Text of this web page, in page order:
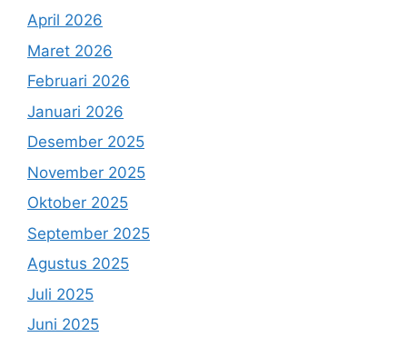
April 2026
Maret 2026
Februari 2026
Januari 2026
Desember 2025
November 2025
Oktober 2025
September 2025
Agustus 2025
Juli 2025
Juni 2025